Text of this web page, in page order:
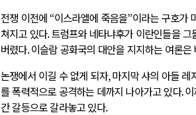
전쟁 이전에 “이스라엘에 죽음을”이라는 구호가
쳐지고 있다.트럼프와 네타냐후가 이란인들을
버렸다.이슬람 공화국의 대안을 지지하는 여론은
논쟁에서 이길 수 없게 되자,마지막 샤의 아들 레
를 폭력적으로 공격하는 데까지 나아가고 있다.
간 갈등으로 갈라놓고 있다.